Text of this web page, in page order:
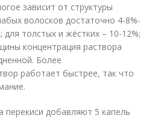
зависит от структуры
волосков достаточно 4-8%-
толстых и жёстких – 10-12%;
концентрация раствора
Более
работает быстрее, так что
перекиси добавляют 5 капель